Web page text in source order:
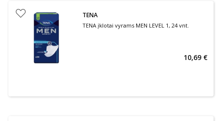
TENA
TENA įklotai vyrams MEN LEVEL 1, 24 vnt.
10,69 €